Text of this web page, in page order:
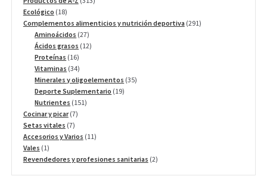
Ecológico 1818
productos
Complementos alimenticios y nutrición deportiva 291291
Aminoácidos 2727
productos
Ácidos grasos 1212
Proteínas 1616
productos
Vitaminas 3434
productos
Minerales y oligoelementos 3535
Deporte Suplementario 1919
Nutrientes 151151
Cocinar y picar 77
Setas vitales 77
productos
Accesorios y Varios 1111
Vales 11
producto
Revendedores y profesiones sanitarias 22